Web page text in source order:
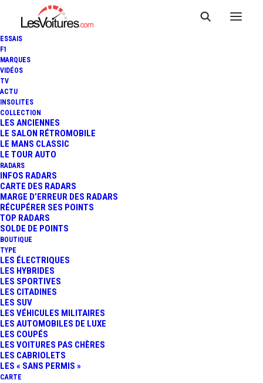
ESSAIS
F1
MARQUES
VIDÉOS
TV
ACTU
INSOLITES
COLLECTION
LES ANCIENNES
LE SALON RÉTROMOBILE
LE MANS CLASSIC
LE TOUR AUTO
RADARS
INFOS RADARS
CARTE DES RADARS
MARGE D’ERREUR DES RADARS
RÉCUPÉRER SES POINTS
TOP RADARS
SOLDE DE POINTS
BOUTIQUE
TYPE
LES ÉLECTRIQUES
LES HYBRIDES
LES SPORTIVES
LES CITADINES
LES SUV
LES VÉHICULES MILITAIRES
LES AUTOMOBILES DE LUXE
LES COUPÉS
LES VOITURES PAS CHÈRES
LES CABRIOLETS
LES « SANS PERMIS »
CARTE